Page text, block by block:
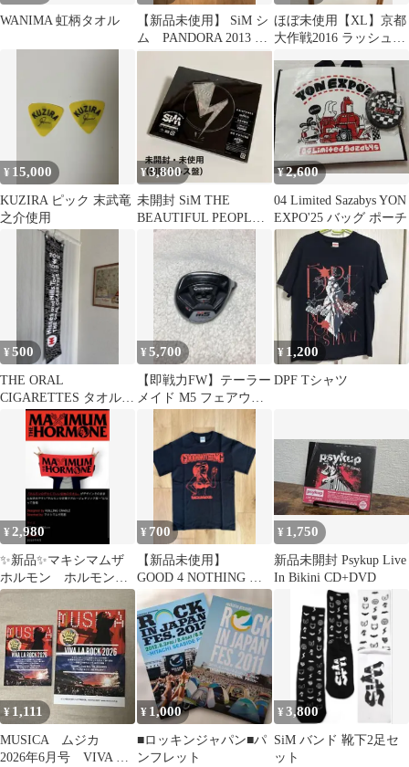
WANIMA 虹柄タオル
【新品未使用】 SiM シ
ム PANDORA 2013 S
サイズ
ほぼ未使用【XL】京都
大作戦2016 ラッシュガ
ーカモ
¥ 15,000
KUZIRA ピック 末武竜
之介使用
¥3,800
未開封 SiM THE
BEAUTIFUL PEOPLE
初回盤
¥2,600
04 Limited Sazabys YON
EXPO'25 バッグ ポーチ
¥500
THE ORAL
CIGARETTES タオル
オーラル
¥5,700
【即戦力FW】テーラー
メイド M5 フェアウェ
イウッド 5番 19°
¥ 1,200
DPF Tシャツ
¥ 2,980
✨新品✨マキシマムザ
ホルモン ホルモンの
定番タオル〜ジェネリ
ック版〜赤
¥ 700
【新品未使用】
GOOD 4 NOTHING グ
ッフォー Tシャツ S
サイズ
¥ 1,750
新品未開封 Psykup Live
In Bikini CD+DVD
¥ 1,111
MUSICA ムジカ
2026年6月号 VIVA LA
¥ 1,000
■ロッキンジャパン■パ
ンフレット
¥3,800
SiM バンド 靴下2足セ
ット